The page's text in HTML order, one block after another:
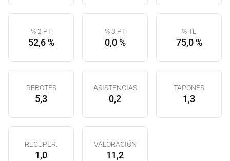
% 2 PT
52,6 %
% 3 PT
0,0 %
% TL
75,0 %
REBOTES
5,3
ASISTENCIAS
0,2
TAPONES
1,3
RECUPER.
1,0
VALORACIÓN
11,2